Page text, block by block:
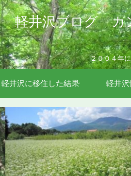
軽井沢ブログ カ
２００４年
軽井沢に移住した結果 軽井沢